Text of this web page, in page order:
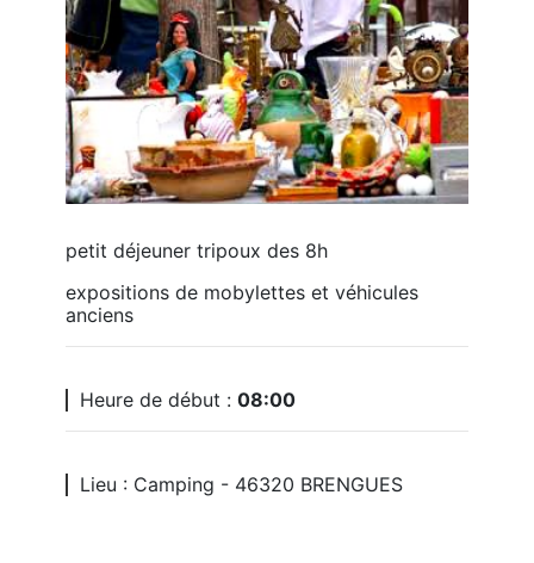
petit déjeuner tripoux des 8h
expositions de mobylettes et véhicules
anciens
Heure de début : 08:00
Lieu : Camping - 46320 BRENGUES